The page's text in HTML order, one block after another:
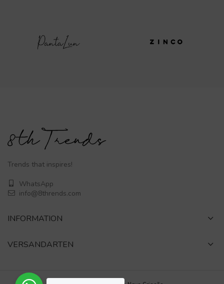
Trends that inspires!
WhatsApp
info@8thrends.com
INFORMATION
VERSANDARTEN